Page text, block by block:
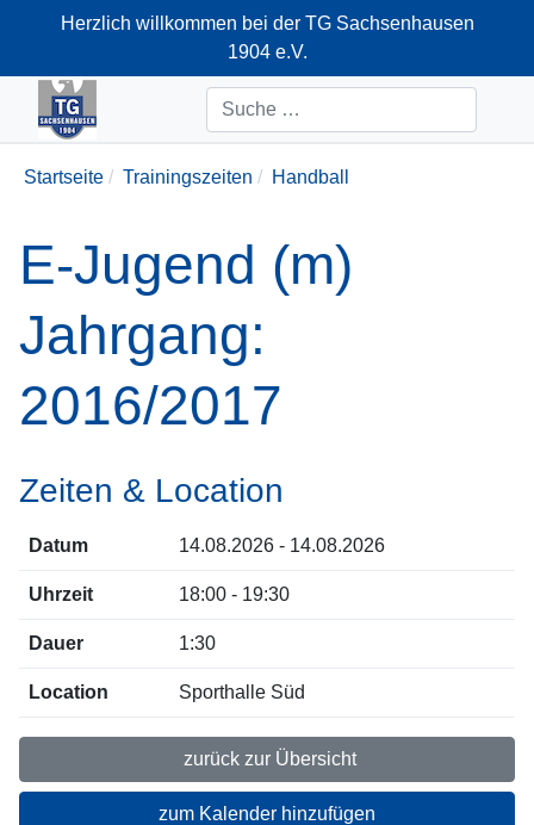
Herzlich willkommen bei der TG Sachsenhausen
1904 e.V.
+49-69-66374712
Suchen
Startseite Trainingszeiten Handball
E-Jugend (m)
Jahrgang:
2016/2017
Zeiten & Location
Datum 14.08.2026 - 14.08.2026
Uhrzeit 18:00 - 19:30
Dauer 1:30
Location Sporthalle Süd
zurück zur Übersicht
zum Kalender hinzufügen